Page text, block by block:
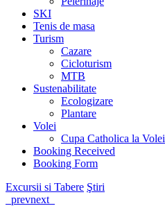
SKI
Tenis de masa
Turism
Cazare
Cicloturism
MTB
Sustenabilitate
Ecologizare
Plantare
Volei
Cupa Catholica la Volei
Booking Received
Booking Form
Excursii si Tabere Ştiri
prevnext